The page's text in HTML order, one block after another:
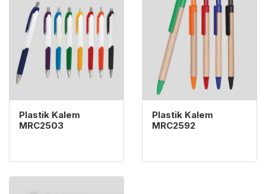
Plastik Kalem
MRC2503
Plastik Kalem
MRC2592